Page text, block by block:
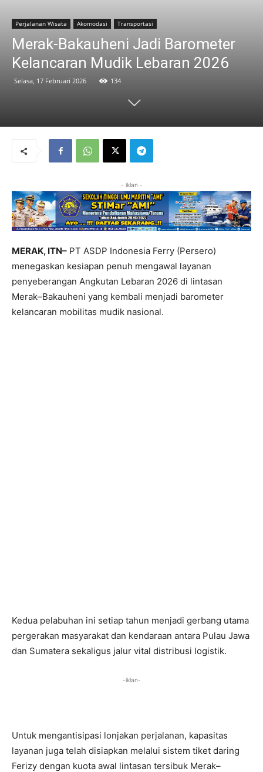
Perjalanan Wisata Akomodasi Transportasi
Merak-Bakauheni Jadi Barometer
Kelancaran Mudik Lebaran 2026
Selasa, 17 Februari 2026 134
- iklan -
MERAK, ITN– PT ASDP Indonesia Ferry (Persero)
menegaskan kesiapan penuh mengawal layanan
penyeberangan Angkutan Lebaran 2026 di lintasan
Merak–Bakauheni yang kembali menjadi barometer
kelancaran mobilitas mudik nasional.
Kedua pelabuhan ini setiap tahun menjadi gerbang utama
pergerakan masyarakat dan kendaraan antara Pulau Jawa
dan Sumatera sekaligus jalur vital distribusi logistik.
-iklan-
Untuk mengantisipasi lonjakan perjalanan, kapasitas
layanan juga telah disiapkan melalui sistem tiket daring
Ferizy dengan kuota awal lintasan tersibuk Merak–